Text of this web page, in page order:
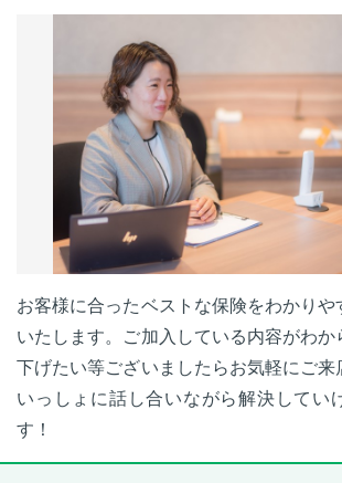
お客様に合ったベストな保険をわかりや
いたします。ご加入している内容がわか
下げたい等ございましたらお気軽にご来
いっしょに話し合いながら解決してい
す！